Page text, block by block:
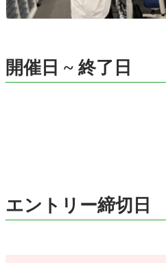
開催日 ~ 終了日
エントリー締切日